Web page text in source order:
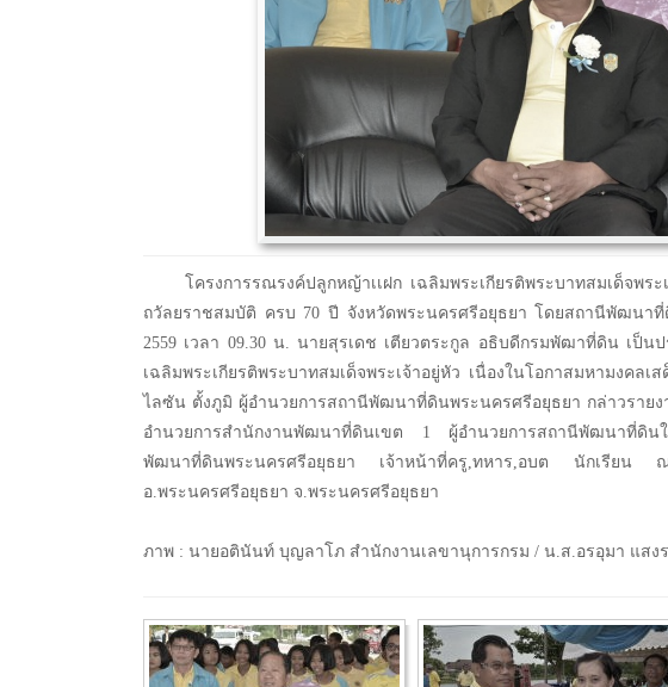
โครงการรณรงค์ปลูกหญ้าเเฝก เฉลิมพระเกียรติพระบาทสมเด็จพระ
ถวัลยราชสมบัติ ครบ 70 ปี จังหวัดพระนครศรีอยุธยา โดยสถานีพัฒนา
2559 เวลา 09.30 น. นายสุรเดช เตียวตระกูล อธิบดีกรมพัฒาที่ดิน เป็น
เฉลิมพระเกียรติพระบาทสมเด็จพระเจ้าอยู่หัว เนื่องในโอกาสมหามงคล
ไลซัน ตั้งภูมิ ผู้อำนวยการสถานีพัฒนาที่ดินพระนครศรีอยุธยา กล่าวรายง
อำนวยการสำนักงานพัฒนาที่ดินเขต 1 ผู้อำนวยการสถานีพัฒนาที่ดิ
พัฒนาที่ดินพระนครศรีอยุธยา เจ้าหน้าที่ครู,ทหาร,อบต นักเรีย
อ.พระนครศรีอยุธยา จ.พระนครศรีอยุธยา
ภาพ : นายอตินันท์ บุญลาโภ สำนักงานเลขานุการกรม / น.ส.อรอุมา แส